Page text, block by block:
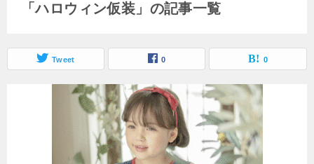
「ハロウィン仮装」の記事一覧
Tweet 0 0